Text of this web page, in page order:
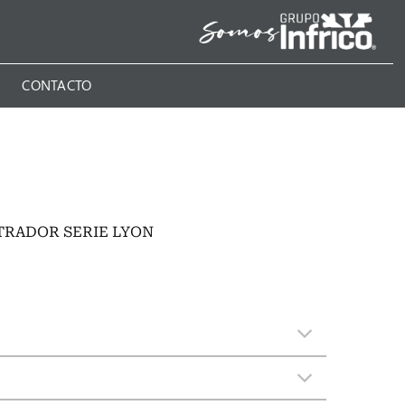
CONTACTO
SERIE LYON